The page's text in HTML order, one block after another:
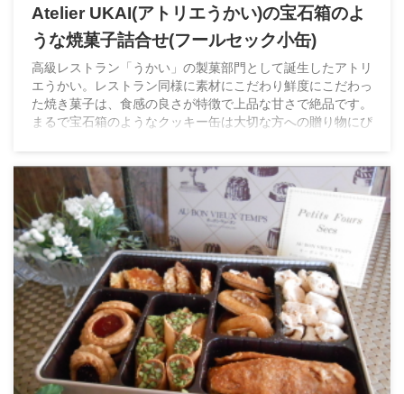
Atelier UKAI(アトリエうかい)の宝石箱のよ
うな焼菓子詰合せ(フールセック小缶)
高級レストラン「うかい」の製菓部門として誕生したアトリ
エうかい。レストラン同様に素材にこだわり鮮度にこだわっ
た焼き菓子は、食感の良さが特徴で上品な甘さで絶品です。
まるで宝石箱のようなクッキー缶は大切な方への贈り物にぴ